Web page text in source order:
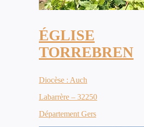
ÉGLISE
TORREBREN
Diocèse : Auch
Labarrère – 32250
Département Gers